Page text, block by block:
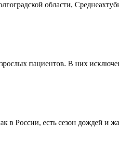
области,
пациентов. В них
в России, есть сезон дождей и